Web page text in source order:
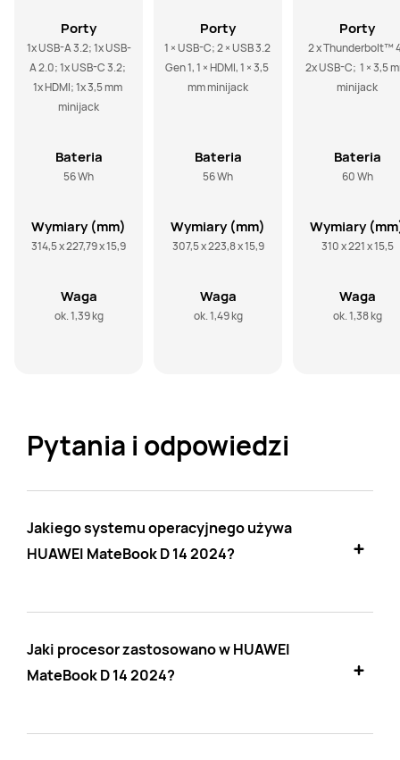
Porty
1x USB-A 3.2; 1x USB-
A 2.0; 1x USB-C 3.2;
1x HDMI; 1x 3,5 mm
minijack
Bateria
56 Wh
Wymiary (mm)
314,5 x 227,79 x 15,9
Waga
ok. 1,39 kg
Porty
1 × USB-C; 2 × USB 3.2
Gen 1, 1 × HDMI, 1 × 3,5
mm minijack
Bateria
56 Wh
Wymiary (mm)
307,5 x 223,8 x 15,9
Waga
ok. 1,49 kg
Porty
2 x Thunderbolt™
2x USB-C;  1 × 3,5
minijack
Bateria
60 Wh
Wymiary
310 x 221 x 15,5
Waga
ok. 1,38 kg
Pytania i odpowiedzi
Jakiego systemu operacyjnego używa
HUAWEI MateBook D 14 2024?
Jaki procesor zastosowano w HUAWEI
MateBook D 14 2024?